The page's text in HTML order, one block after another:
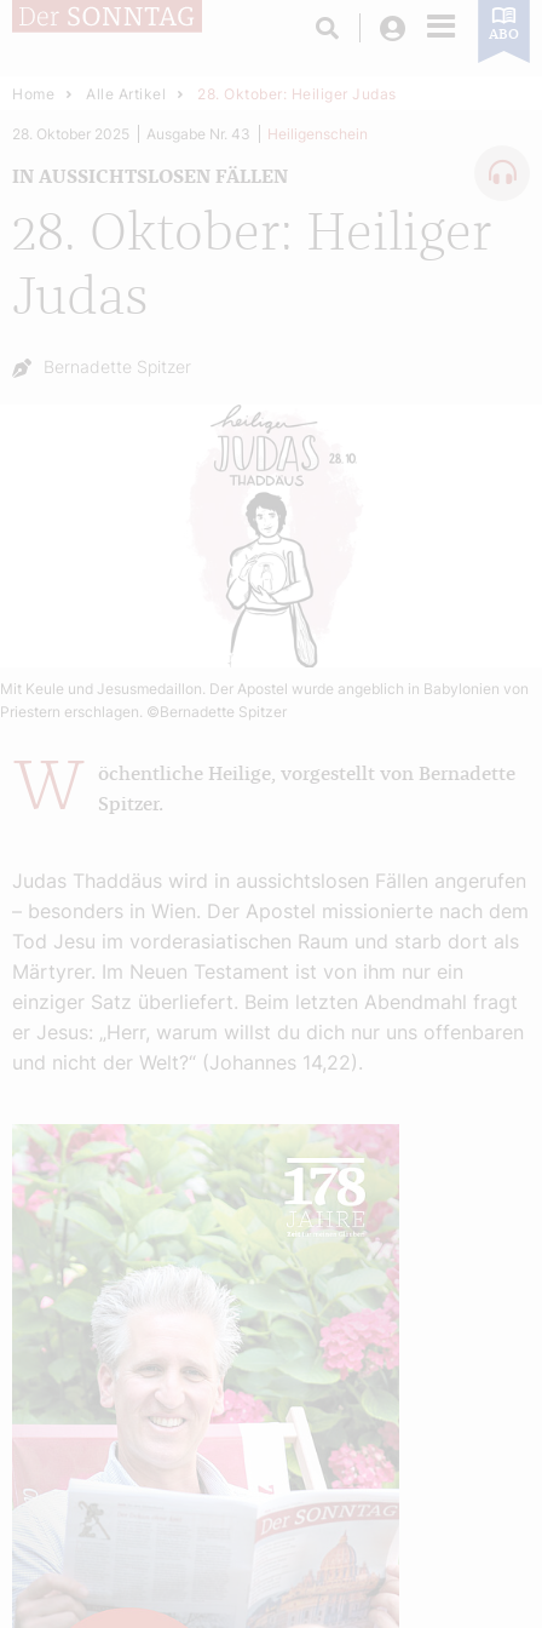
Login ABO
Home Alle Artikel 28. Oktober: Heiliger Judas
28. Oktober: Heiliger
Judas
IN AUSSICHTSLOSEN FÄLLEN
28. Oktober 2025 Ausgabe Nr. 43 Heiligenschein
Autor:
Bernadette Spitzer
Mit Keule und Jesusmedaillon. Der Apostel wurde angeblich in Babylonien von
Priestern erschlagen. ©Bernadette Spitzer
W
öchentliche Heilige, vorgestellt von Bernadette
Spitzer.
Judas Thaddäus wird in aussichtslosen Fällen angerufen
– besonders in Wien. Der Apostel missionierte nach dem
Tod Jesu im vorderasiatischen Raum und starb dort als
Märtyrer. Im Neuen Testament ist von ihm nur ein
einziger Satz überliefert. Beim letzten Abendmahl fragt
er Jesus: „Herr, warum willst du dich nur uns offenbaren
und nicht der Welt?“ (Johannes 14,22).